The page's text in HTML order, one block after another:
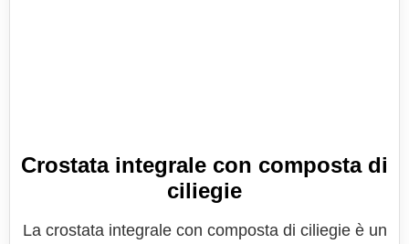
Crostata integrale con composta di
ciliegie
La crostata integrale con composta di ciliegie è un